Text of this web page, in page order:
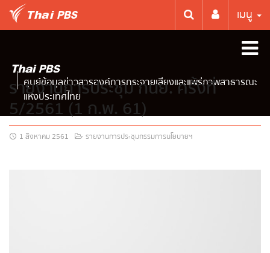
เมนู
ศูนย์ข้อมูลข่าวสารองค์การกระจายเสียงและแพร่ภาพสาธารณะ
แห่งประเทศไทย
รายงานการประชุม กนย. ครั้งที่
5/2561 (1 ก.พ. 61)
1 สิงหาคม 2561 รายงานการประชุมกรรมการนโยบายฯ